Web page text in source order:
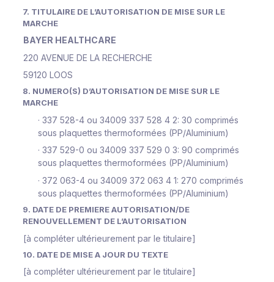
7. TITULAIRE DE L’AUTORISATION DE MISE SUR LE
MARCHE
BAYER HEALTHCARE
220 AVENUE DE LA RECHERCHE
59120 LOOS
8. NUMERO(S) D’AUTORISATION DE MISE SUR LE
MARCHE
· 337 528-4 ou 34009 337 528 4 2: 30 comprimés
sous plaquettes thermoformées (PP/Aluminium)
· 337 529-0 ou 34009 337 529 0 3: 90 comprimés
sous plaquettes thermoformées (PP/Aluminium)
· 372 063-4 ou 34009 372 063 4 1: 270 comprimés
sous plaquettes thermoformées (PP/Aluminium)
9. DATE DE PREMIERE AUTORISATION/DE
RENOUVELLEMENT DE L’AUTORISATION
[à compléter ultérieurement par le titulaire]
10. DATE DE MISE A JOUR DU TEXTE
[à compléter ultérieurement par le titulaire]